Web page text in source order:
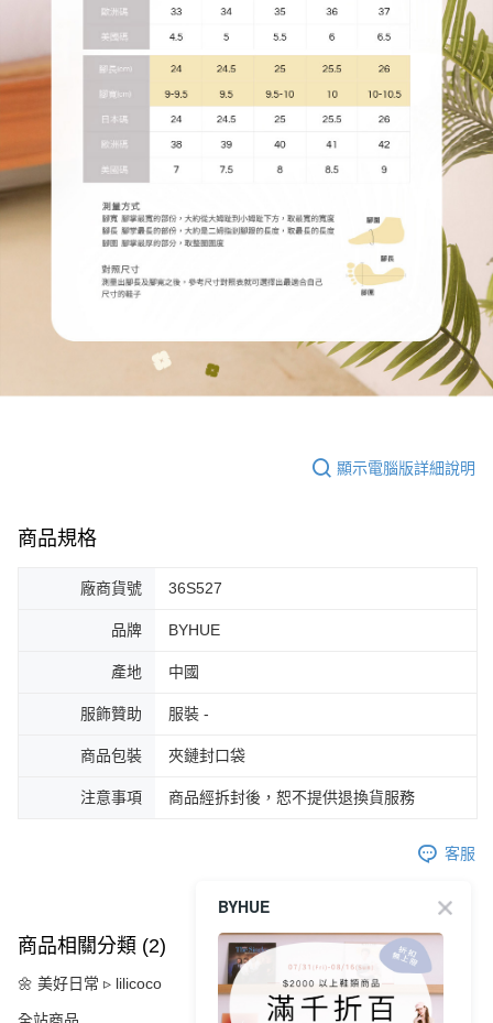
顯示電腦版詳細說明
商品規格
廠商貨號 36S527
品牌 BYHUE
產地 中國
服飾贊助 服裝 -
商品包裝 夾鏈封口袋
注意事項 商品經拆封後，恕不提供退換貨服務
客服
商品相關分類 (2)
🌼 美好日常 ▹ lilicoco
BYHUE